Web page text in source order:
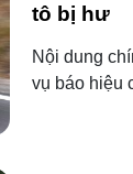
tô bị hư
Nội dung
vụ báo hiệu